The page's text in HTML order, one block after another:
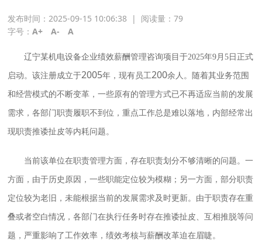
发布时间：2025-09-15 10:06:38 | 阅读量：79
字号：A+ A- A
辽宁某机电设备企业绩效薪酬管理咨询项目于2025年9月5日正式
启动。该注册成立于2005年，现有员工200余人。随着其业务范围
和经营模式的不断变革，一些原有的管理方式已不再适应当前的发展
需求，各部门职责履职不到位，重点工作总是难以落地，内部经常出
现职责推诿扯皮等内耗问题。
当前该单位在职责管理方面，存在职责划分不够清晰的问题。一
方面，由于历史原因，一些职能定位较为模糊；另一方面，部分职责
定位较为老旧，未能根据当前的发展需求及时更新。由于职责存在重
叠或者空白情况，各部门在执行任务时存在推诿扯皮、互相推脱等问
题，严重影响了工作效率，绩效考核与薪酬改革迫在眉睫。